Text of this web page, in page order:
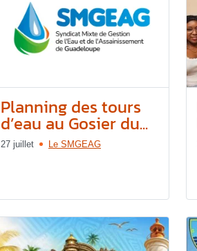
Planning des tours
d’eau au Gosier du...
27 juillet Le SMGEAG